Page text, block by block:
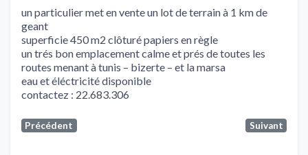
un particulier met en vente un lot de terrain à 1 km de
geant
superficie 450 m2 clôturé papiers en règle
un trés bon emplacement calme et prés de toutes les
routes menant à tunis – bizerte – et la marsa
eau et éléctricité disponible
contactez : 22.683.306
Précédent Suivant